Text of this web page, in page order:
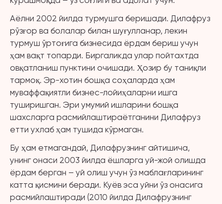
Аёлни 2002 йилда турмушга беришади. Дилафруз
рўзғор ва болалар билан шуғулланар, лекин
турмуш ўртоғига бизнесида ёрдам бериш учун
ҳам вақт топарди. Биргаликда улар пойтахтда
овқатланиш пунктини очишади. Ҳозир бу таниқли
тармоқ. Эр-хотин бошқа соҳаларда ҳам
муваффақиятли бизнес-лойиҳаларни ишга
туширишган. Эри умумий ишларини бошқа
шахсларга расмийлаштираётганини Дилафруз
етти ухлаб ҳам тушида кўрмаган.
Бу ҳам етмагандай, Дилафрузнинг айтишича,
унинг онаси 2003 йилда ёшларга уй-жой олишда
ёрдам берган – уй олиш учун ўз маблағларининг
катта қисмини беради. Куёв эса уйни ўз онасига
расмийлаштиради (2010 йилда Дилафрузнинг